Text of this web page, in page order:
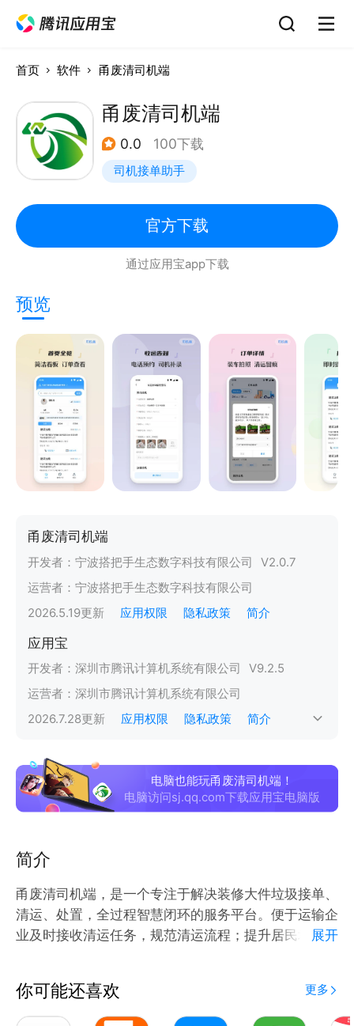
首页 软件 甬废清司机端
甬废清司机端
0.0 100下载
司机接单助手
官方下载
通过应用宝app下载
预览
甬废清司机端
开发者： 宁波搭把手生态数字科技有限公司 V2.0.7
运营者： 宁波搭把手生态数字科技有限公司
2026.5.19更新 应用权限 隐私政策 简介
应用宝
开发者： 深圳市腾讯计算机系统有限公司 V9.2.5
运营者： 深圳市腾讯计算机系统有限公司
2026.7.28更新 应用权限 隐私政策 简介
电脑也能玩甬废清司机端！
电脑访问sj.qq.com下载应用宝电脑版
简介
甬废清司机端，是一个专注于解决装修大件垃圾接单、
清运、处置，全过程智慧闭环的服务平台。便于运输企
业及时接收清运任务，规范清运流程；提升居民垃圾清
设，保护和改善生态环境。
展开
你可能还喜欢 更多